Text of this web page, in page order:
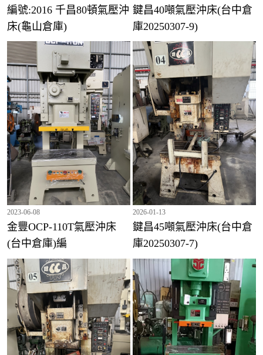
編號:2016 千昌80頓氣壓沖
床(龜山倉庫)
鍵昌40噸氣壓沖床(台中倉
庫20250307-9)
2023-06-08
金豐OCP-110T氣壓沖床
(台中倉庫)編
號:2023052716
2026-01-13
鍵昌45噸氣壓沖床(台中倉
庫20250307-7)